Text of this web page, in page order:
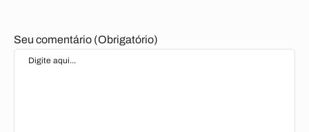
Seu comentário (Obrigatório)